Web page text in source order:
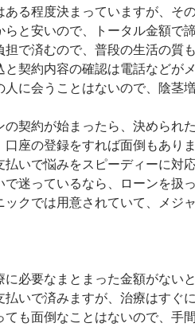
ある程度決まっていますが、そ
らと安いので、トータル金額で
担で済むので、普段の生活の質
と契約内容の確認は電話などがメ
人に会うことはないので、陰茎
の契約が始まったら、決められ
座の登録をすれば面倒もありま
払いで悩みをスピーディーに対
で迷っているなら、ローンを扱
ックでは用意されていて、メジ
に必要なまとまった金額がない
払いで済みますが、治療はすぐ
ても面倒なことはないので、手